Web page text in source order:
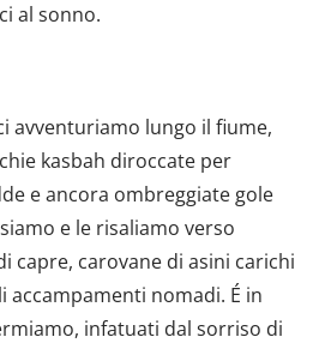
al sonno.
avventuriamo lungo il fiume,
kasbah diroccate per
e ancora ombreggiate gole
e le risaliamo verso
capre, carovane di asini carichi
accampamenti nomadi. É in
infatuati dal sorriso di